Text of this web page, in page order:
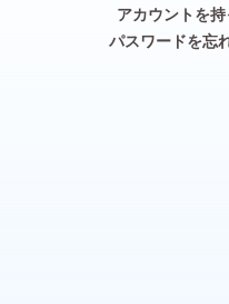
アカウントを
パスワードを忘